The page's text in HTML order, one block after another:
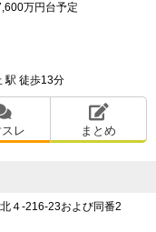
万円台予定
駅 徒歩13分
レ まとめ
４-216-23および同番2